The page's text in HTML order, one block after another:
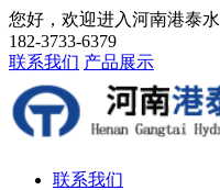
您好，欢迎进入河南港泰
182-3733-6379
联系我们 产品展示
联系我们